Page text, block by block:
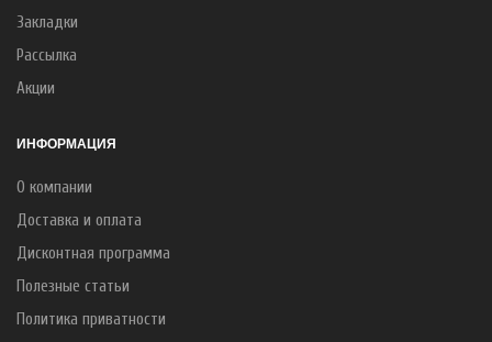
Закладки
Рассылка
Акции
ИНФОРМАЦИЯ
О компании
Доставка и оплата
Дисконтная программа
Полезные статьи
Политика приватности